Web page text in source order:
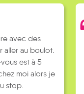
avec des
aller au boulot.
est à 5
moi alors je
stop.